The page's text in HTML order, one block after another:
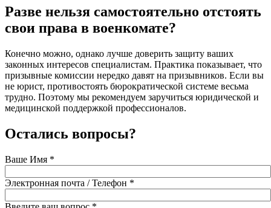
Разве нельзя самостоятельно отстоять
свои права в военкомате?
Конечно можно, однако лучше доверить защиту ваших
законных интересов специалистам. Практика показывает, что
призывные комиссии нередко давят на призывников. Если вы
не юрист, противостоять бюрократической системе весьма
трудно. Поэтому мы рекомендуем заручиться юридической и
медицинской поддержкой профессионалов.
Остались вопросы?
Ваше Имя *
Электронная почта / Телефон *